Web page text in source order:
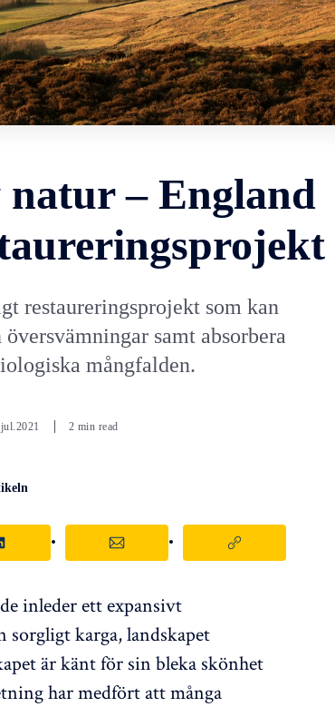
– England
restaureringsprojekt som kan
samt absorbera
mångfalden.
2 min read
inleder ett expansivt
sorgligt karga, landskapet
är känt för sin bleka skönhet
har medfört att många